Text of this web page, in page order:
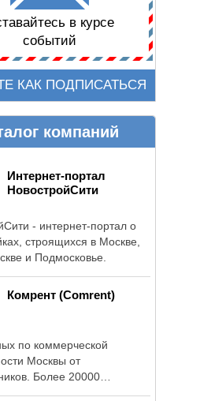
в курсе
событий
КАК ПОДПИСАТЬСЯ
компаний
Интернет-портал
НовостройСити
- интернет-портал о
строящихся в Москве,
и Подмосковье.
Комрент (Comrent)
по коммерческой
Москвы от
Более 20000